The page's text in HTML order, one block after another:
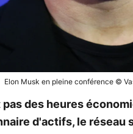
Elon Musk en pleine conférence ©
des heures
d'actifs, le réseau